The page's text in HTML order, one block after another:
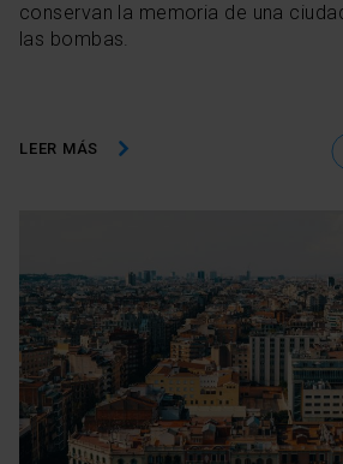
conservan la memoria de una
las bombas.
LEER MÁS